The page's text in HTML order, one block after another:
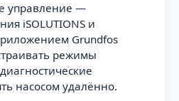
управление —
iSOLUTIONS и
Grundfos
режимы
насосом удалённо.